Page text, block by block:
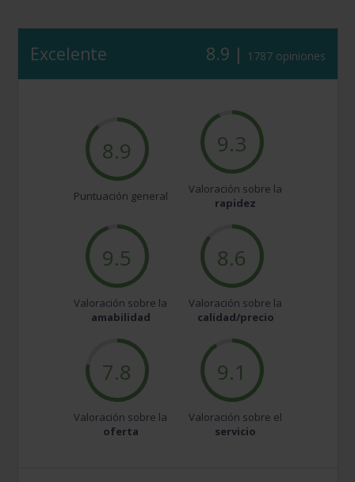
Excelente 8.9 | 1787 opiniones
8.9
Puntuación general
9.3
Valoración sobre la
rapidez
9.5
Valoración sobre la
amabilidad
8.6
Valoración sobre la
calidad/precio
7.8
Valoración sobre la
oferta
9.1
Valoración sobre el
servicio